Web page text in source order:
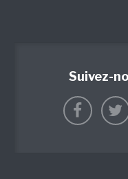
Suivez-